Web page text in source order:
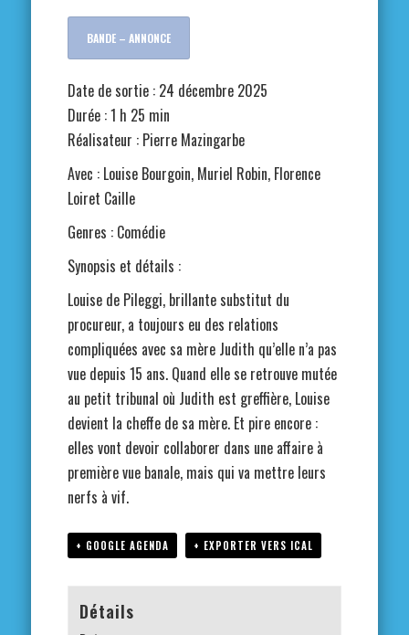
BANDE – ANNONCE
Date de sortie : 24 décembre 2025
Durée : 1 h 25 min
Réalisateur : Pierre Mazingarbe
Avec : Louise Bourgoin, Muriel Robin, Florence
Loiret Caille
Genres : Comédie
Synopsis et détails :
Louise de Pileggi, brillante substitut du
procureur, a toujours eu des relations
compliquées avec sa mère Judith qu’elle n’a pas
vue depuis 15 ans. Quand elle se retrouve mutée
au petit tribunal où Judith est greffière, Louise
devient la cheffe de sa mère. Et pire encore :
elles vont devoir collaborer dans une affaire à
première vue banale, mais qui va mettre leurs
nerfs à vif.
+ GOOGLE AGENDA + EXPORTER VERS ICAL
Détails